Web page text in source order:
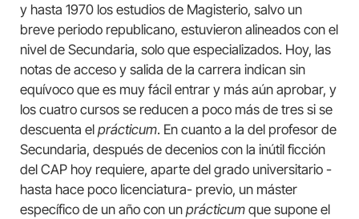
y hasta 1970 los estudios de Magisterio, salvo un
breve periodo republicano, estuvieron alineados con el
nivel de Secundaria, solo que especializados. Hoy, las
notas de acceso y salida de la carrera indican sin
equívoco que es muy fácil entrar y más aún aprobar, y
los cuatro cursos se reducen a poco más de tres si se
descuenta el prácticum. En cuanto a la del profesor de
Secundaria, después de decenios con la inútil ficción
del CAP hoy requiere, aparte del grado universitario -
hasta hace poco licenciatura- previo, un máster
específico de un año con un prácticum que supone el